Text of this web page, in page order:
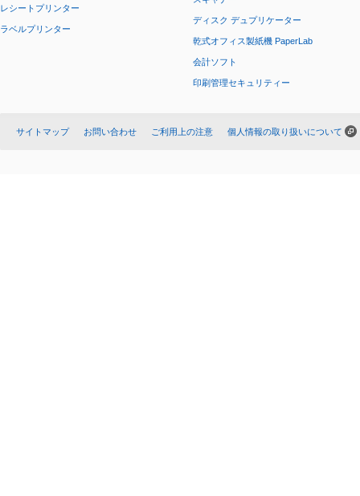
レシートプリンター
ラベルプリンター
ディスク デュプリケーター
乾式オフィス製紙機 PaperLab
会計ソフト
印刷管理セキュリティー
サイトマップ お問い合わせ ご利用上の注意 個人情報の取り扱いについて